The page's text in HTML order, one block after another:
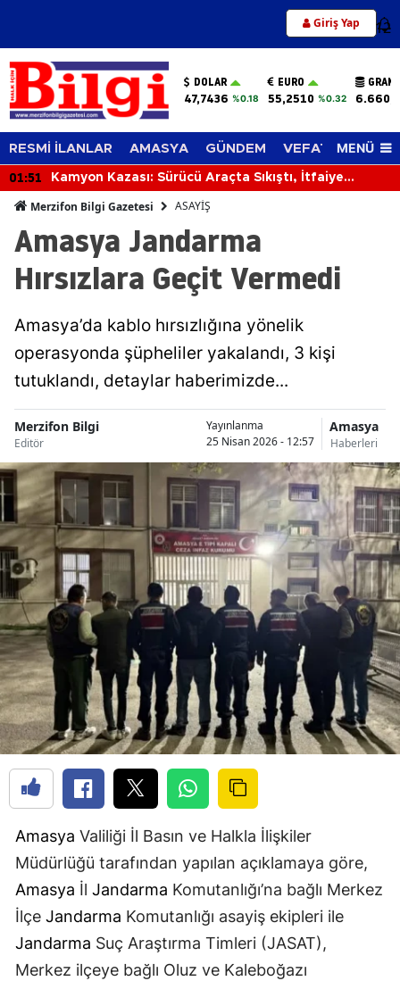
Giriş Yap 12
DOLAR
47,7436 %0.18
EURO
55,2510 %0.32
RESMİ İLANLAR AMASYA GÜNDEM VEFAT EDENLER
MENÜ
01:51
Kamyon Kazası: Sürücü Araçta Sıkıştı, İtfaiye
Merzifon Bilgi Gazetesi ASAYİŞ
Amasya Jandarma
Hırsızlara Geçit Vermedi
Amasya’da kablo hırsızlığına yönelik
operasyonda şüpheliler yakalandı, 3 kişi
tutuklandı, detaylar haberimizde...
Merzifon Bilgi
Editör
Yayınlanma
25 Nisan 2026 - 12:57
Amasya
Haberleri
Amasya Valiliği İl Basın ve Halkla İlişkiler
Müdürlüğü tarafından yapılan açıklamaya göre,
Amasya İl Jandarma Komutanlığı’na bağlı Merkez
İlçe Jandarma Komutanlığı asayiş ekipleri ile
Jandarma Suç Araştırma Timleri (JASAT),
Merkez ilçeye bağlı Oluz ve Kaleboğazı